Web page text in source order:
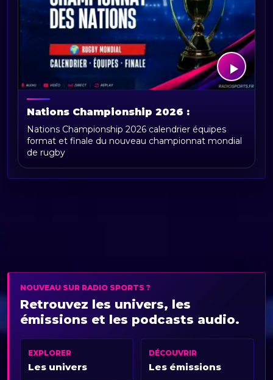
Nations Championship 2026 :
calendrier, équipes, format et
actualités du championnat des nations
de rugby
Nations Championship 2026 calendrier équipes
format et finale du nouveau championnat mondial
de rugby
NOUVEAU SUR RADIO SPORTS ?
Retrouvez les univers, les
émissions et les podcasts audio.
EXPLORER
Les univers
DÉCOUVRIR
Les émissions